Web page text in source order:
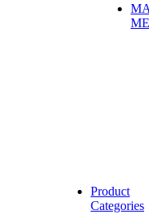
Product
Categories